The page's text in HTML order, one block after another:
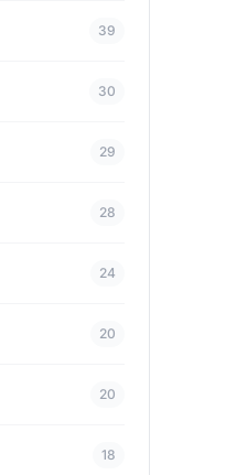
39
30
29
28
24
20
20
18